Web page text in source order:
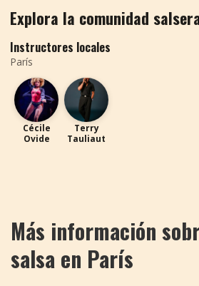
Explora la comunidad
Instructores locales
París
CO
Cécile
Ovide
TT
Terry
Tauliaut
Más información
salsa en París